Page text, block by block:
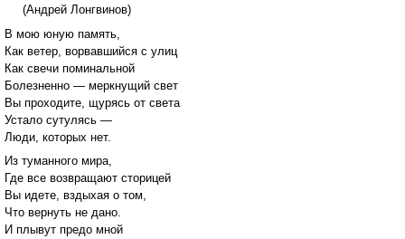
(Андрей Лонгвинов)
В мою юную память,
Как ветер, ворвавшийся с улиц
Как свечи поминальной
Болезненно — меркнущий свет
Вы проходите, щурясь от света
Устало сутулясь —
Люди, которых нет.
Из туманного мира,
Где все возвращают сторицей
Вы идете, вздыхая о том,
Что вернуть не дано.
И плывут предо мной